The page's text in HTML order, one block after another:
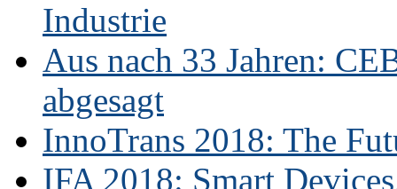
Industrie
Aus nach 33 Jahren:
abgesagt
InnoTrans 2018: The
IFA 2018: Smart